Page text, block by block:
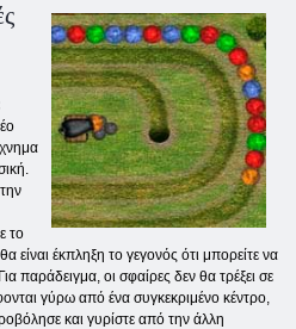
το
είναι έκπληξη το γεγονός ότι μπορείτε να
παράδειγμα, οι σφαίρες δεν θα τρέξει σε
γύρω από ένα συγκεκριμένο κέντρο,
και γυρίστε από την άλλη